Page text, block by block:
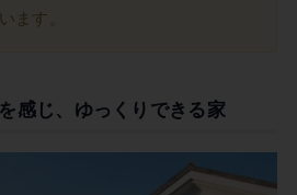
ます。
感じ、ゆっくりできる家